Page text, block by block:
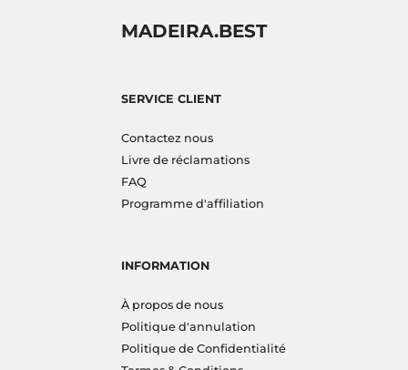
MADEIRA.BEST
SERVICE CLIENT
Contactez nous
Livre de réclamations
FAQ
Programme d'affiliation
INFORMATION
À propos de nous
Politique d'annulation
Politique de Confidentialité